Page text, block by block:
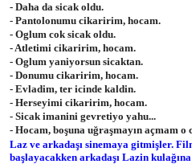
- Daha da sicak oldu.
- Pantolonumu cikaririm, hocam.
- Oglum cok sicak oldu.
- Atletimi cikaririm, hocam.
- Oglum yaniyorsun sicaktan.
- Donumu cikaririm, hocam.
- Evladim, ter icinde kaldin.
- Herseyimi cikaririm, hocam.
- Sicak imanini gevretiyo yahu...
- Hocam, boşuna uğraşmayın açmam o
Laz ve arkadaşı sinemaya gitmişler.
başlayacakken arkadaşı Lazin